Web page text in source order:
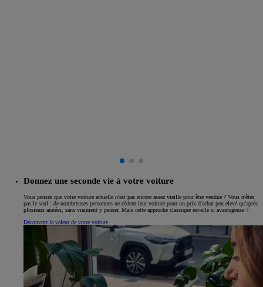
Donnez une seconde vie à votre voiture
Vous pensez que votre voiture actuelle n'est pas encore assez vieille pour être vendue ? Vous n'êtes
pas le seul : de nombreuses personnes ne cèdent leur voiture pour un prix d'achat peu élevé qu'après
plusieurs années, sans vraiment y penser. Mais cette approche classique est-elle si avantageuse ?
Découvrez la valeur de votre voiture